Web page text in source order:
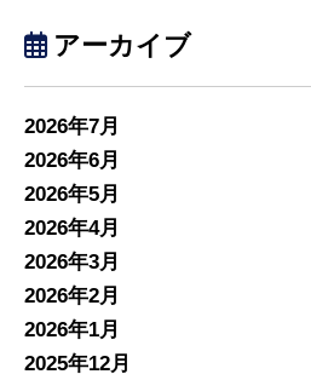
アーカイブ
2026年7月
2026年6月
2026年5月
2026年4月
2026年3月
2026年2月
2026年1月
2025年12月